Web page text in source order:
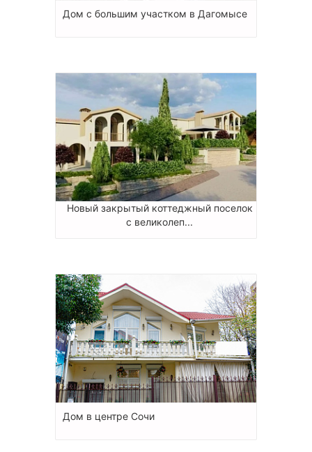
Дом с большим участком в Дагомысе
Новый закрытый коттеджный поселок
с великолеп...
Дом в центре Сочи